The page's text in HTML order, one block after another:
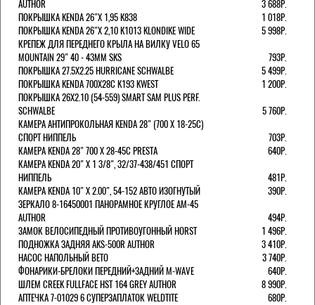
AUTHOR
3 688Р.
ПОКРЫШКА KENDA 26"Х 1,95 K838
1 018Р.
ПОКРЫШКА KENDA 26"Х 2,10 K1013 KLONDIKE WIDE
5 998Р.
КРЕПЕЖ ДЛЯ ПЕРЕДНЕГО КРЫЛА НА ВИЛКУ VELO 65
MOUNTAIN 29" 40 - 43ММ SKS
793Р.
ПОКРЫШКА 27.5X2.25 HURRICANE SCHWALBE
5 499Р.
ПОКРЫШКА KENDA 700Х28С K193 KWEST
1 200Р.
ПОКРЫШКА 26X2.10 (54-559) SMART SAM PLUS PERF.
SCHWALBE
5 760Р.
КАМЕРА АНТИПРОКОЛЬНАЯ KENDA 28" (700 Х 18-25C)
СПОРТ НИППЕЛЬ
703Р.
КАМЕРА KENDA 28" 700 Х 28-45С PRESTA
640Р.
КАМЕРА KENDA 20" Х 1 3/8", 32/37-438/451 СПОРТ
НИППЕЛЬ
481Р.
КАМЕРА KENDA 10" Х 2.00", 54-152 АВТО ИЗОГНУТЫЙ
390Р.
ЗЕРКАЛО 8-16450001 ПАНОРАМНОЕ КРУГЛОЕ AM-45
AUTHOR
494Р.
ЗАМОК ВЕЛОСИПЕДНЫЙ ПРОТИВОУГОННЫЙ HORST
1 496Р.
ПОДНОЖКА ЗАДНЯЯ AKS-500R AUTHOR
3 410Р.
НАСОС НАПОЛЬНЫЙ BETO
3 740Р.
ФОНАРИКИ-БРЕЛОКИ ПЕРЕДНИЙ+ЗАДНИЙ M-WAVE
640Р.
ШЛЕМ CREEK FULLFACE HST 164 GREY AUTHOR
8 990Р.
АПТЕЧКА 7-01029 6 СУПЕРЗАПЛАТОК WELDTITE
680Р.